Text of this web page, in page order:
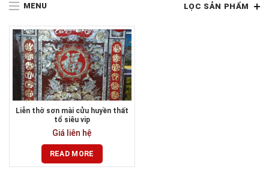
MENU LỌC SẢN PHẨM
Liễn thờ sơn mài cửu huyền thất
tổ siêu vip
Giá liên hệ
READ MORE